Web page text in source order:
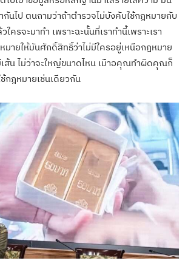
กันไป ตนถามว่าถ้าตำรวจไม่บังคับใช้กฎหมายกับ
ครจะมาทำ เพราะฉะนั้นที่เราทำนี้เพราะเรา
มายให้มันศักดิ์สิทธิ์ว่าไม่มีใครอยู่เหนือกฎหมาย
เส้น ไม่ว่าจะใหญ่ขนาดไหน เมืาอคุณทำผิดคุณก็
กฎหมายเช่นเดียวกัน